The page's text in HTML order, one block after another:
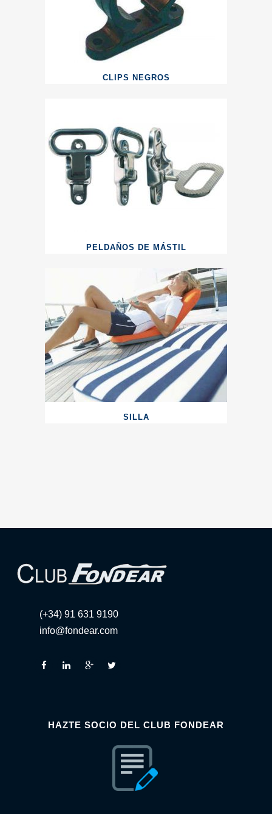
CLIPS NEGROS
PELDAÑOS DE MÁSTIL
SILLA
(+34) 91 631 9190
info@fondear.com
HAZTE SOCIO DEL CLUB FONDEAR